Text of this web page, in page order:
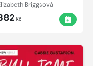
Briggsová
Kč